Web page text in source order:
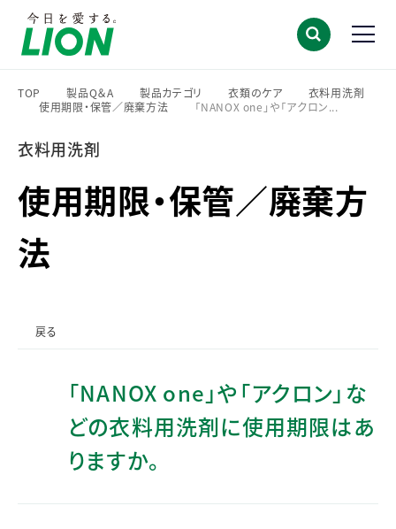
TOP
>
製品Q＆A
>
製品カテゴリ
>
衣類のケア
>
衣料用洗剤
使用期限・保管／廃棄方法
「NANOX one」や「アクロン...
衣料用洗剤
使用期限・保管／廃棄方
法
戻る
「NANOX one」や「アクロン」な
どの衣料用洗剤に使用期限はあ
りますか。